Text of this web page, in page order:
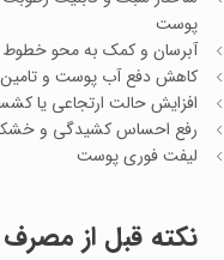
پوست
آبرسان و کمک به محو
کاهش دفع آب پوست و
افزایش حالت ارتجاعی یا
رفع احساس کشیدگی و
لیفت فوری پوست
نکته قبل از مصرف